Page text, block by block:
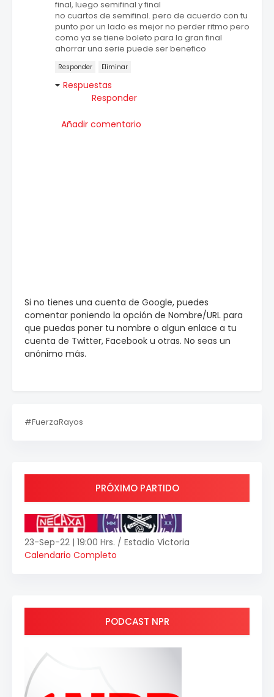
final, luego semifinal y final
no cuartos de semifinal. pero de acuerdo con tu
punto por un lado es mejor no perder ritmo pero
como ya se tiene boleto para la gran final
ahorrar una serie puede ser benefico
Responder Eliminar
Respuestas
Responder
Añadir comentario
Si no tienes una cuenta de Google, puedes
comentar poniendo la opción de Nombre/URL para
que puedas poner tu nombre o algun enlace a tu
cuenta de Twitter, Facebook u otras. No seas un
anónimo más.
#FuerzaRayos
PRÓXIMO PARTIDO
23-Sep-22 | 19:00 Hrs. / Estadio Victoria
Calendario Completo
PODCAST NPR